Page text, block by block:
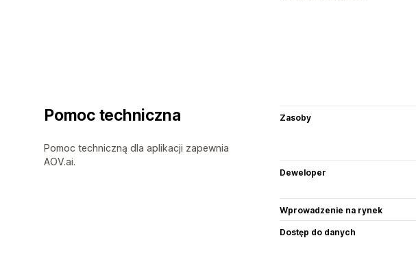
Pomoc techniczna
Pomoc techniczną dla aplikacji zapewnia
AOV.ai.
Zasoby
Deweloper
Wprowadzenie na rynek
Dostęp do danych